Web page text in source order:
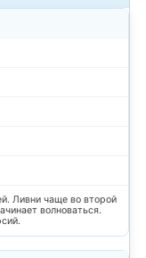
Ливни чаще во второй
волноваться.